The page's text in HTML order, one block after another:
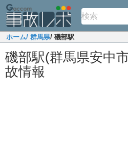
ホーム/ 群馬県/ 磯部駅
磯部駅(群馬県安中
故情報